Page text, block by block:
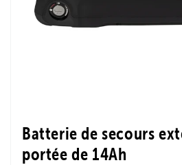
Batterie de secours
portée de 14Ah